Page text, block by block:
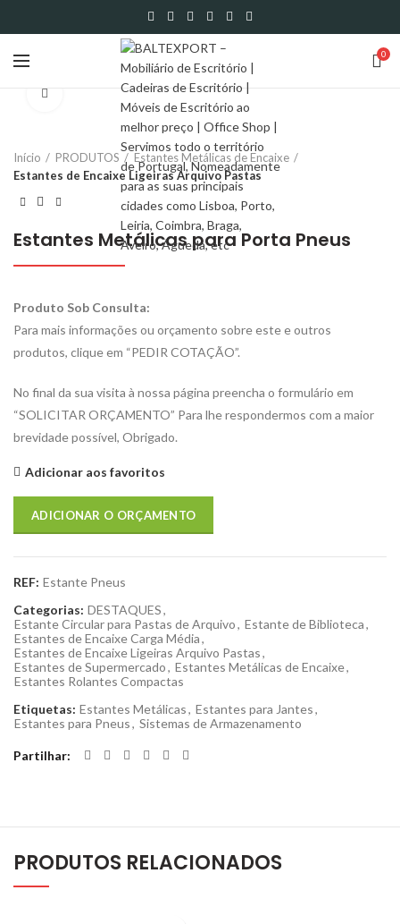
0
Click to enlarge
Início PRODUTOS
Estantes Metálicas de Encaixe
Estantes de Encaixe Ligeiras Arquivo Pastas
Estantes Metálicas para Porta Pneus
Produto Sob Consulta:
Para mais informações ou orçamento sobre este e outros
produtos, clique em “PEDIR COTAÇÃO”.
No final da sua visita à nossa página preencha o formulário em
“SOLICITAR ORÇAMENTO” Para lhe respondermos com a maior
brevidade possível, Obrigado.
Adicionar aos favoritos
ADICIONAR O ORÇAMENTO
REF: Estante Pneus
Categorias: DESTAQUES,
Estante Circular para Pastas de Arquivo, Estante de Biblioteca,
Estantes de Encaixe Carga Média,
Estantes de Encaixe Ligeiras Arquivo Pastas,
Estantes de Supermercado, Estantes Metálicas de Encaixe,
Estantes Rolantes Compactas
Etiquetas: Estantes Metálicas, Estantes para Jantes,
Estantes para Pneus, Sistemas de Armazenamento
Partilhar
PRODUTOS RELACIONADOS